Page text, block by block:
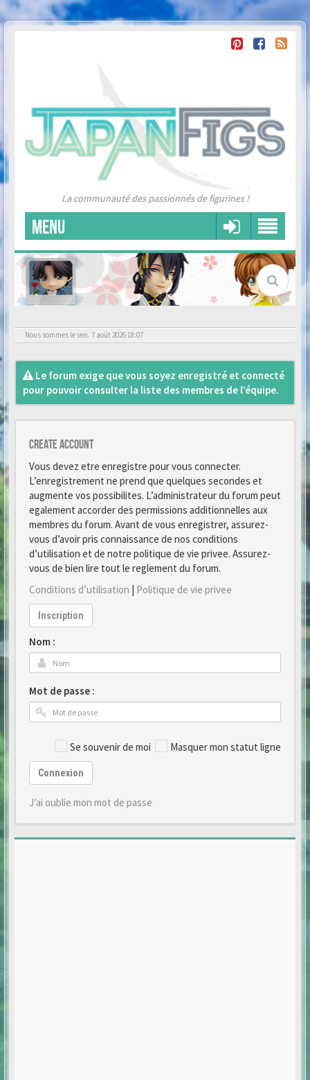
La communauté des passionnés de figurines !
MENU
Nous sommes le ven. 7 août 2026 18:07
Le forum exige que vous soyez enregistré et connecté
pour pouvoir consulter la liste des membres de l’équipe.
Create account
Vous devez etre enregistre pour vous connecter.
L’enregistrement ne prend que quelques secondes et
augmente vos possibilites. L’administrateur du forum peut
egalement accorder des permissions additionnelles aux
membres du forum. Avant de vous enregistrer, assurez-
vous d’avoir pris connaissance de nos conditions
d’utilisation et de notre politique de vie privee. Assurez-
vous de bien lire tout le reglement du forum.
Conditions d’utilisation | Politique de vie privee
Inscription
Nom :
Mot de passe :
Se souvenir de moi Masquer mon statut ligne
Connexion
J’ai oublie mon mot de passe